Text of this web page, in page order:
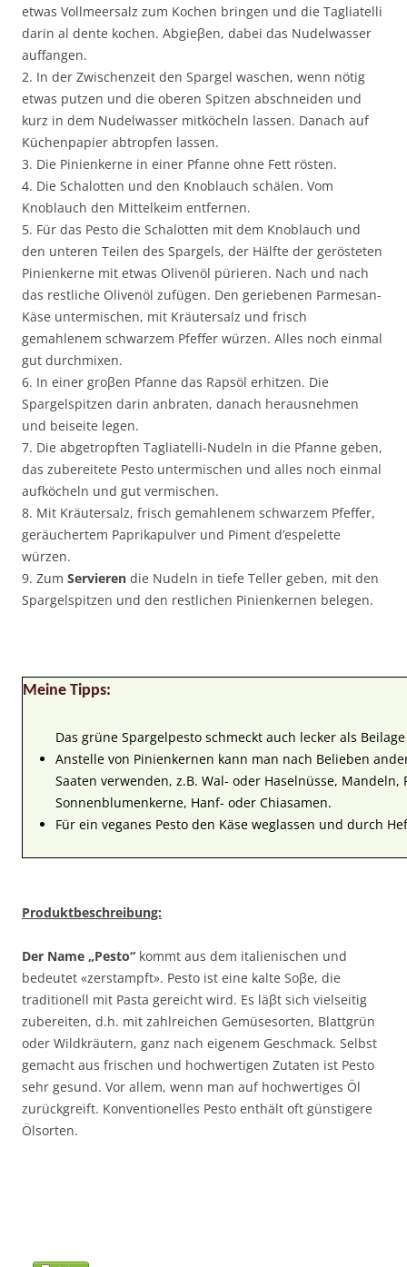
etwas Vollmeersalz zum Kochen bringen und die Tagliatelli
darin al dente kochen. Abgieβen, dabei das Nudelwasser
auffangen.
2. In der Zwischenzeit den Spargel waschen, wenn nötig
etwas putzen und die oberen Spitzen abschneiden und
kurz in dem Nudelwasser mitköcheln lassen. Danach auf
Küchenpapier abtropfen lassen.
3. Die Pinienkerne in einer Pfanne ohne Fett rösten.
4. Die Schalotten und den Knoblauch schälen. Vom
Knoblauch den Mittelkeim entfernen.
5. Für das Pesto die Schalotten mit dem Knoblauch und
den unteren Teilen des Spargels, der Hälfte der gerösteten
Pinienkerne mit etwas Olivenöl pürieren. Nach und nach
das restliche Olivenöl zufügen. Den geriebenen Parmesan-
Käse untermischen, mit Kräutersalz und frisch
gemahlenem schwarzem Pfeffer würzen. Alles noch einmal
gut durchmixen.
6. In einer groβen Pfanne das Rapsöl erhitzen. Die
Spargelspitzen darin anbraten, danach herausnehmen
und beiseite legen.
7. Die abgetropften Tagliatelli-Nudeln in die Pfanne geben,
das zubereitete Pesto untermischen und alles noch einmal
aufköcheln und gut vermischen.
8. Mit Kräutersalz, frisch gemahlenem schwarzem Pfeffer,
geräuchertem Paprikapulver und Piment d’espelette
würzen.
9. Zum Servieren die Nudeln in tiefe Teller geben, mit den
Spargelspitzen und den restlichen Pinienkernen belegen.
Meine Tipps:
Das grüne Spargelpesto schmeckt auch lecker als
Anstelle von Pinienkernen kann man nach Belieben
Saaten verwenden, z.B. Wal- oder Haselnüsse, Mandeln,
Sonnenblumenkerne, Hanf- oder Chiasamen.
Für ein veganes Pesto den Käse weglassen und durch
Produktbeschreibung:
Der Name „Pesto“ kommt aus dem italienischen und
bedeutet «zerstampft». Pesto ist eine kalte Soβe, die
traditionell mit Pasta gereicht wird. Es läβt sich vielseitig
zubereiten, d.h. mit zahlreichen Gemüsesorten, Blattgrün
oder Wildkräutern, ganz nach eigenem Geschmack. Selbst
gemacht aus frischen und hochwertigen Zutaten ist Pesto
sehr gesund. Vor allem, wenn man auf hochwertiges Öl
zurückgreift. Konventionelles Pesto enthält oft günstigere
Ölsorten.